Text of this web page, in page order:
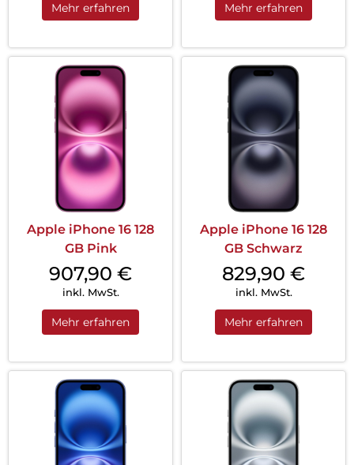
Mehr erfahren Mehr erfahren
Apple iPhone 16 128
GB Pink
907,90 €
inkl. MwSt.
Mehr erfahren
Apple iPhone 16 128
GB Schwarz
829,90 €
inkl. MwSt.
Mehr erfahren